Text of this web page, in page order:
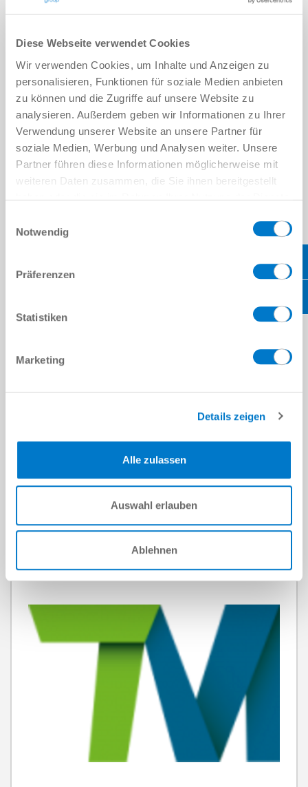
Diese Webseite verwendet Cookies
Wir verwenden Cookies, um Inhalte und Anzeigen zu
personalisieren, Funktionen für soziale Medien anbieten
zu können und die Zugriffe auf unsere Website zu
analysieren. Außerdem geben wir Informationen zu Ihrer
Verwendung unserer Website an unsere Partner für
soziale Medien, Werbung und Analysen weiter. Unsere
Partner führen diese Informationen möglicherweise mit
weiteren Daten zusammen, die Sie ihnen bereitgestellt
Notwendig
Präferenzen
Statistiken
Marketing
Details zeigen
Alle zulassen
Auswahl erlauben
Ablehnen
Neura
read more